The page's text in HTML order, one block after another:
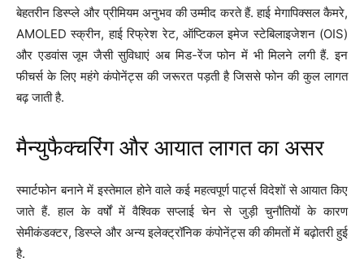
बेहतरीन डिस्प्ले और प्रीमियम अनुभव की उम्मीद करते हैं. हाई मेगापिक्सल कैमरे,
AMOLED स्क्रीन, हाई रिफ्रेश रेट, ऑप्टिकल इमेज स्टेबिलाइजेशन (OIS)
और एडवांस जूम जैसी सुविधाएं अब मिड-रेंज फोन में भी मिलने लगी हैं. इन
फीचर्स के लिए महंगे कंपोनेंट्स की जरूरत पड़ती है जिससे फोन की कुल लागत
बढ़ जाती है.
मैन्युफैक्चरिंग और आयात लागत का असर
स्मार्टफोन बनाने में इस्तेमाल होने वाले कई महत्वपूर्ण पार्ट्स विदेशों से आयात किए
जाते हैं. हाल के वर्षों में वैश्विक सप्लाई चेन से जुड़ी चुनौतियों के कारण
सेमीकंडक्टर, डिस्प्ले और अन्य इलेक्ट्रॉनिक कंपोनेंट्स की कीमतों में बढ़ोतरी हुई
है.